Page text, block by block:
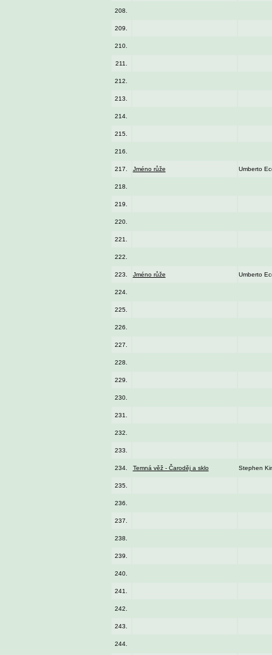
208.
209.
210.
211.
212.
213.
214.
215.
216.
217. Jméno růže Umberto
218.
219.
220.
221.
222.
223. Jméno růže Umberto
224.
225.
226.
227.
228.
229.
230.
231.
232.
233.
234. Temná věž - Čaroděj a sklo Stephen
235.
236.
237.
238.
239.
240.
241.
242.
243.
244.